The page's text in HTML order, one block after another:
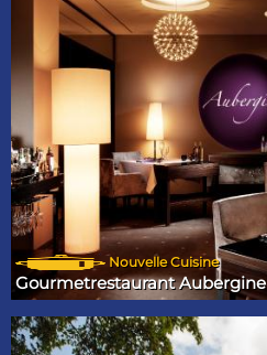
Nouvelle Cuisine
Gourmetrestaurant Aubergine